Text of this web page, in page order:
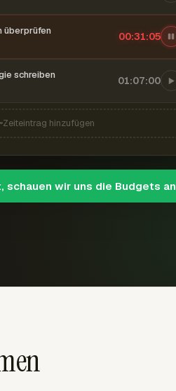
überprüfen 00:31:06
schreiben 01:07:00
Zeiteintrag hinzufügen
schauen wir uns die Budgets an